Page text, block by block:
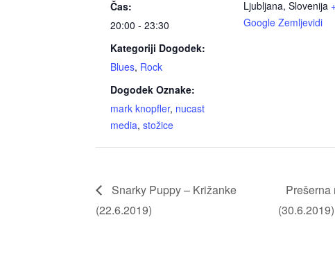
Čas:
20:00 - 23:30
Kategoriji Dogodek:
Blues, Rock
Dogodek Oznake:
mark knopfler, nucast
media, stožice
Ljubljana, Slovenija
Google Zemljevidi
Snarky Puppy – Križanke
(22.6.2019)
Prešerna
(30.6.2019)